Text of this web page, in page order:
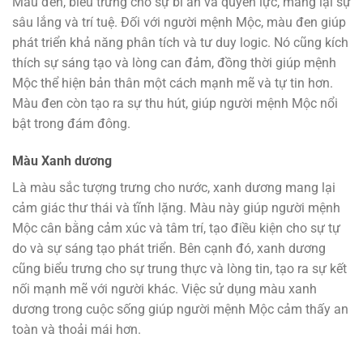
sâu lắng và trí tuệ. Đối với người mệnh Mộc, màu đen giúp
phát triển khả năng phân tích và tư duy logic. Nó cũng kích
thích sự sáng tạo và lòng can đảm, đồng thời giúp mệnh
Mộc thể hiện bản thân một cách mạnh mẽ và tự tin hơn.
Màu đen còn tạo ra sự thu hút, giúp người mệnh Mộc nổi
bật trong đám đông.
Màu Xanh dương
Là màu sắc tượng trưng cho nước, xanh dương mang lại
cảm giác thư thái và tĩnh lặng. Màu này giúp người mệnh
Mộc cân bằng cảm xúc và tâm trí, tạo điều kiện cho sự tự
do và sự sáng tạo phát triển. Bên cạnh đó, xanh dương
cũng biểu trưng cho sự trung thực và lòng tin, tạo ra sự kết
nối mạnh mẽ với người khác. Việc sử dụng màu xanh
dương trong cuộc sống giúp người mệnh Mộc cảm thấy an
toàn và thoải mái hơn.